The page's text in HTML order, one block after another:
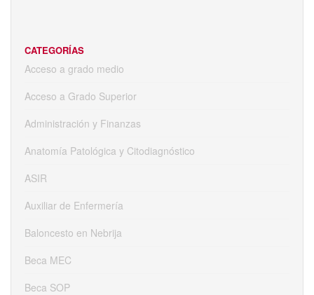
CATEGORÍAS
Acceso a grado medio
Acceso a Grado Superior
Administración y Finanzas
Anatomía Patológica y Citodiagnóstico
ASIR
Auxiliar de Enfermería
Baloncesto en Nebrija
Beca MEC
Beca SOP